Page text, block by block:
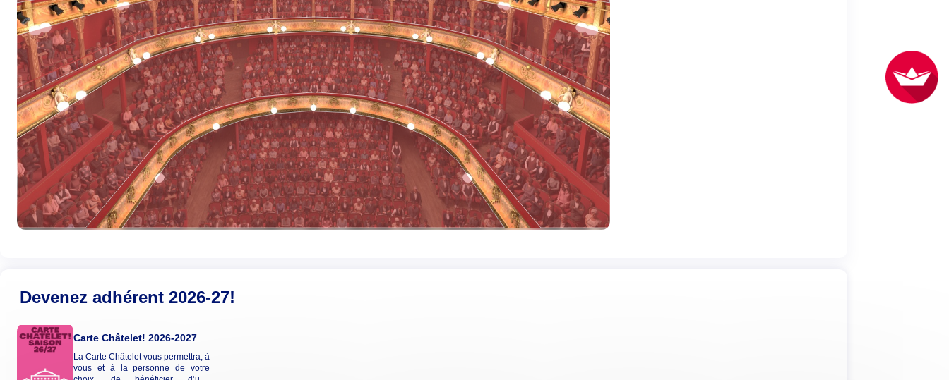
Devenez adhérent 2026-27!
Carte Châtelet! 2026-2027
La Carte Châtelet vous permettra, à
vous et à la personne de votre